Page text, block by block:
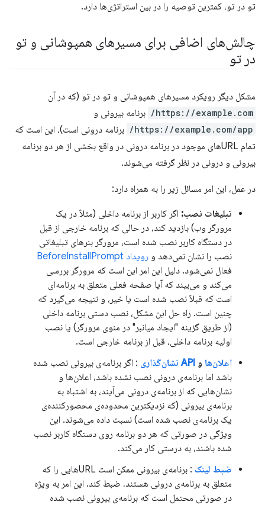
تو در تو، کمترین توصیه را در بین استراتژی‌ها دارد.
چالش‌های اضافی برای مسیرهای همپوشانی و تو
در تو
مشکل دیگر رویکرد مسیرهای همپوشانی و تو در تو (که در آن
https://example.com/ برنامه بیرونی و
https://example.com/app/
برنامه درونی است)، این است که
تمام URLهای موجود در برنامه درونی در واقع بخشی از هر دو برنامه
بیرونی و درونی در نظر گرفته می‌شوند.
در عمل، این امر مسائل زیر را به همراه دارد:
تبلیغات نصب: اگر کاربر از برنامه داخلی (مثلاً در یک
مرورگر وب) بازدید کند، در حالی که برنامه خارجی از قبل
در دستگاه کاربر نصب شده است، مرورگر بنرهای تبلیغاتی
نصب را نشان نمی‌دهد و رویداد BeforeInstallPrompt
فعال نمی‌شود. دلیل این امر این است که مرورگر بررسی
می‌کند و می‌بیند که آیا صفحه فعلی متعلق به برنامه‌ای
است که قبلاً نصب شده است یا خیر، و نتیجه می‌گیرد که
چنین است. راه حل این مشکل، نصب دستی برنامه داخلی
(از طریق گزینه "ایجاد میانبر" در منوی مرورگر) یا نصب
اولیه برنامه داخلی، قبل از برنامه خارجی است.
اعلان‌ها و API نشان‌گذاری
: اگر برنامه‌ی بیرونی نصب شده
باشد اما برنامه‌ی درونی نصب نشده باشد، اعلان‌ها و
نشان‌هایی که از برنامه‌ی درونی می‌آیند، به اشتباه به
برنامه‌ی بیرونی (که نزدیکترین محدوده‌ی محصورکننده‌ی
یک برنامه‌ی نصب شده است) نسبت داده می‌شوند. این
ویژگی در صورتی که هر دو برنامه روی دستگاه کاربر نصب
شده باشند، به درستی کار می‌کند.
ضبط لینک
: برنامه‌ی بیرونی ممکن است URLهایی را که
متعلق به برنامه‌ی درونی هستند، ضبط کند. این امر به ویژه
در صورتی محتمل است که برنامه‌ی بیرونی نصب شده